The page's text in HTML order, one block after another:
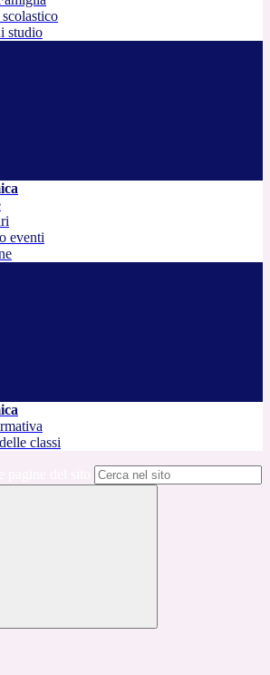
studio
eventi
classi